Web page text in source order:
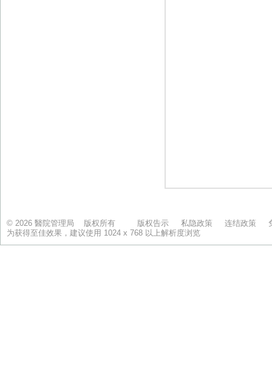
© 2026 醫院管理局 版权所有 版权告示 私隐政策 连结政策
为获得至佳效果，建议使用 1024 x 768 以上解析度浏览